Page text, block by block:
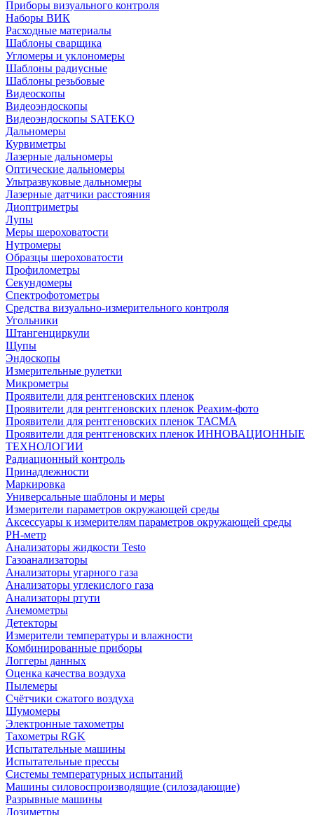
Приборы визуального контроля
Наборы ВИК
Расходные материалы
Шаблоны сварщика
Угломеры и уклономеры
Шаблоны радиусные
Шаблоны резьбовые
Видеоскопы
Видеоэндоскопы
Видеоэндоскопы SATEKO
Дальномеры
Курвиметры
Лазерные дальномеры
Оптические дальномеры
Ультразвуковые дальномеры
Лазерные датчики расстояния
Диоптриметры
Лупы
Меры шероховатости
Нутромеры
Образцы шероховатости
Профилометры
Секундомеры
Спектрофотометры
Средства визуально-измерительного контроля
Угольники
Штангенциркули
Щупы
Эндоскопы
Измерительные рулетки
Микрометры
Проявители для рентгеновских пленок
Проявители для рентгеновских пленок Реахим-фото
Проявители для рентгеновских пленок ТАСМА
Проявители для рентгеновских пленок ИННОВАЦИОННЫЕ
ТЕХНОЛОГИИ
Радиационный контроль
Принадлежности
Маркировка
Универсальные шаблоны и меры
Измерители параметров окружающей среды
Аксессуары к измерителям параметров окружающей среды
PH-метр
Анализаторы жидкости Testo
Газоанализаторы
Анализаторы угарного газа
Анализаторы углекислого газа
Анализаторы ртути
Анемометры
Детекторы
Измерители температуры и влажности
Комбинированные приборы
Логгеры данных
Оценка качества воздуха
Пылемеры
Счётчики сжатого воздуха
Шумомеры
Электронные тахометры
Тахометры RGK
Испытательные машины
Испытательные прессы
Системы температурных испытаний
Машины силовоспроизводящие (силозадающие)
Разрывные машины
Дозиметры